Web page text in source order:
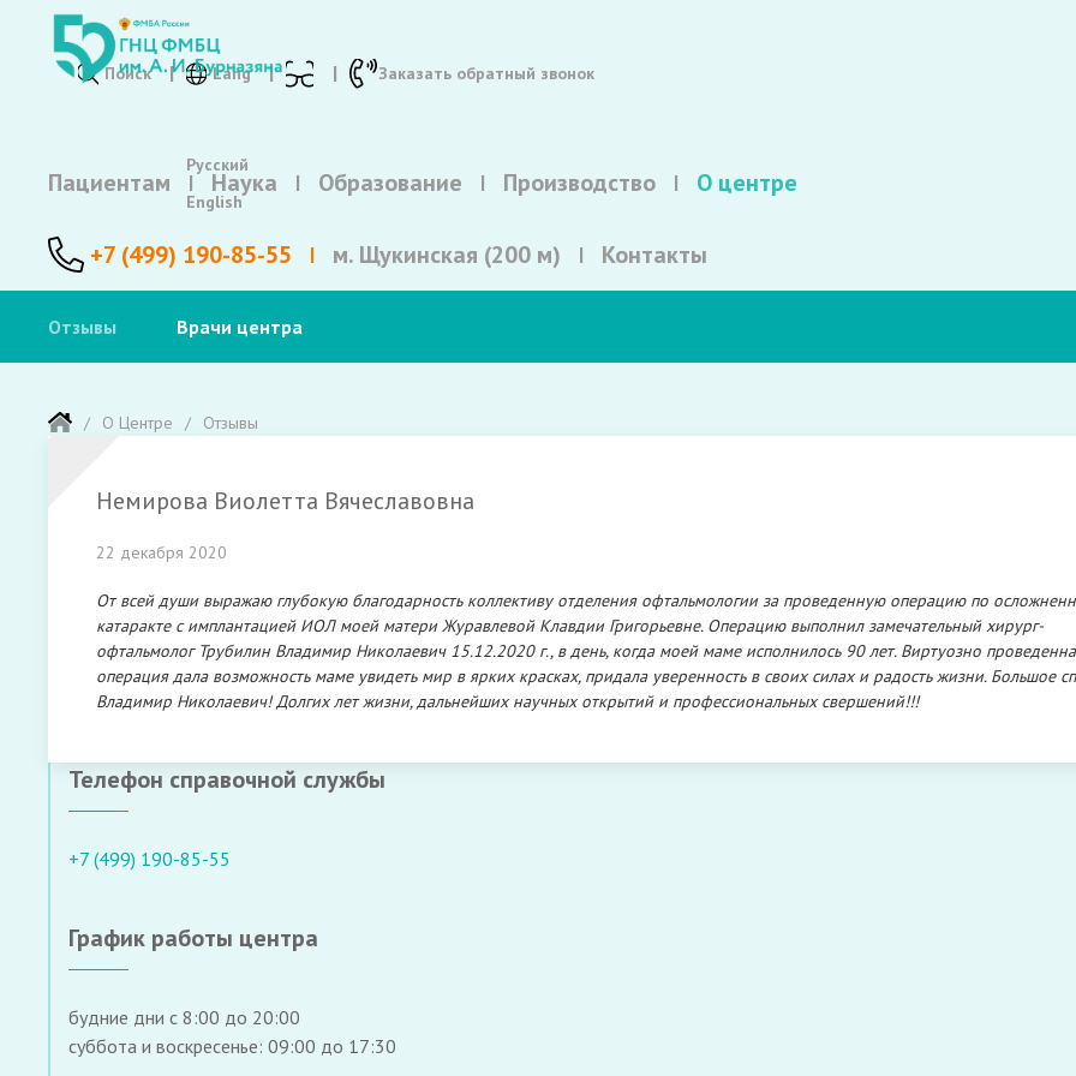
Поиск Lang
Русский
English
Заказать обратный звонок
Пациентам Наука Образование Производство О центре
+7 (499) 190-85-55 м. Щукинская (200 м) Контакты
Отзывы Врачи центра
О Центре Отзывы
Немирова Виолетта Вячеславовна
22 декабря 2020
От всей души выражаю глубокую благодарность коллективу отделения офтальмологии за проведенную операцию по
катаракте с имплантацией ИОЛ моей матери Журавлевой Клавдии Григорьевне. Операцию выполнил замечательный хирург-
офтальмолог Трубилин Владимир Николаевич 15.12.2020 г., в день, когда моей маме исполнилось 90 лет. Виртуозно
операция дала возможность маме увидеть мир в ярких красках, придала уверенность в своих силах и радость жизни. Большое
Владимир Николаевич! Долгих лет жизни, дальнейших научных открытий и профессиональных свершений!!!
Телефон справочной службы
+7 (499) 190-85-55
График работы центра
будние дни с 8:00 до 20:00
суббота и воскресенье: 09:00 до 17:30